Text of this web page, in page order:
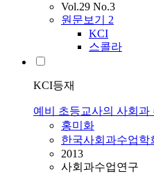
Vol.29 No.3
원문보기 2
KCI
스콜라
KCI등재
예비 초등교사의 사회
홍미화
한국사회과수업학
2013
사회과수업연구